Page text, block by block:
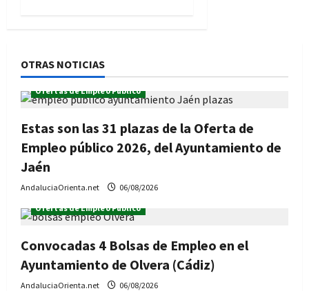
OTRAS NOTICIAS
Ofertas de Empleo Público
Estas son las 31 plazas de la Oferta de
Empleo público 2026, del Ayuntamiento de
Jaén
AndaluciaOrienta.net
06/08/2026
Ofertas de Empleo Público
Convocadas 4 Bolsas de Empleo en el
Ayuntamiento de Olvera (Cádiz)
AndaluciaOrienta.net
06/08/2026